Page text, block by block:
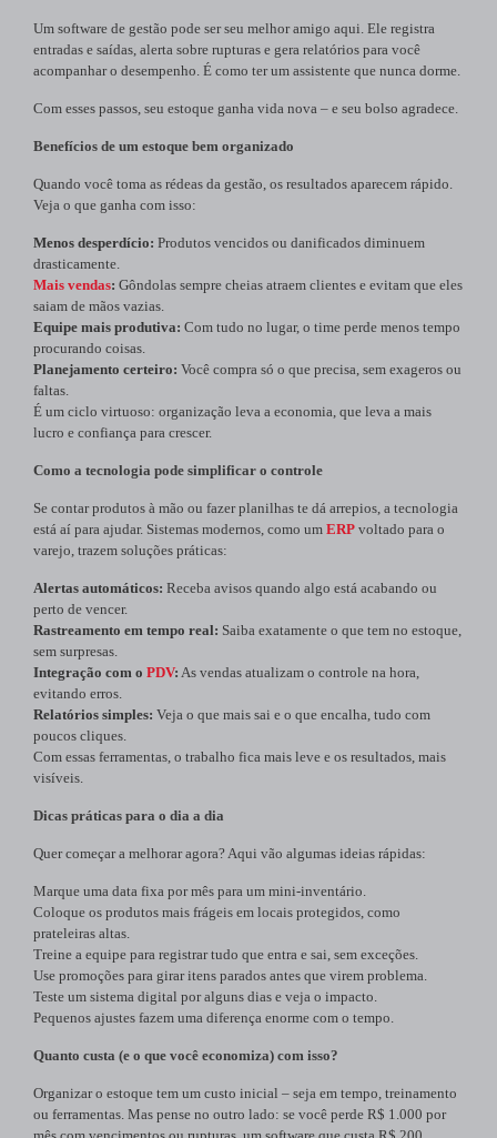
Um software de gestão pode ser seu melhor amigo aqui. Ele registra
entradas e saídas, alerta sobre rupturas e gera relatórios para você
acompanhar o desempenho. É como ter um assistente que nunca dorme.
Com esses passos, seu estoque ganha vida nova – e seu bolso agradece.
Benefícios de um estoque bem organizado
Quando você toma as rédeas da gestão, os resultados aparecem rápido.
Veja o que ganha com isso:
Menos desperdício: Produtos vencidos ou danificados diminuem
drasticamente.
Mais vendas: Gôndolas sempre cheias atraem clientes e evitam que eles
saiam de mãos vazias.
Equipe mais produtiva: Com tudo no lugar, o time perde menos tempo
procurando coisas.
Planejamento certeiro: Você compra só o que precisa, sem exageros ou
faltas.
É um ciclo virtuoso: organização leva a economia, que leva a mais
lucro e confiança para crescer.
Como a tecnologia pode simplificar o controle
Se contar produtos à mão ou fazer planilhas te dá arrepios, a tecnologia
está aí para ajudar. Sistemas modernos, como um ERP voltado para o
varejo, trazem soluções práticas:
Alertas automáticos: Receba avisos quando algo está acabando ou
perto de vencer.
Rastreamento em tempo real: Saiba exatamente o que tem no estoque,
sem surpresas.
Integração com o PDV: As vendas atualizam o controle na hora,
evitando erros.
Relatórios simples: Veja o que mais sai e o que encalha, tudo com
poucos cliques.
Com essas ferramentas, o trabalho fica mais leve e os resultados, mais
visíveis.
Dicas práticas para o dia a dia
Quer começar a melhorar agora? Aqui vão algumas ideias rápidas:
Marque uma data fixa por mês para um mini-inventário.
Coloque os produtos mais frágeis em locais protegidos, como
prateleiras altas.
Treine a equipe para registrar tudo que entra e sai, sem exceções.
Use promoções para girar itens parados antes que virem problema.
Teste um sistema digital por alguns dias e veja o impacto.
Pequenos ajustes fazem uma diferença enorme com o tempo.
Quanto custa (e o que você economiza) com isso?
Organizar o estoque tem um custo inicial – seja em tempo, treinamento
ou ferramentas. Mas pense no outro lado: se você perde R$ 1.000 por